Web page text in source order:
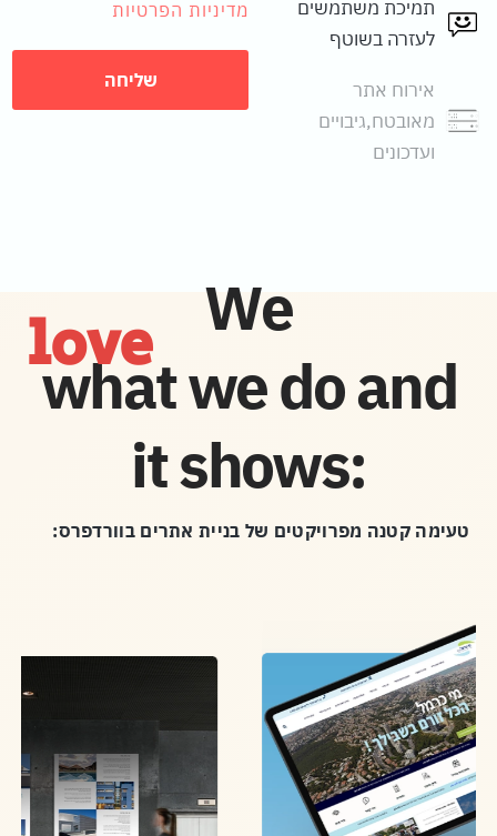
תמיכת משתמשים
לעזרה בשוטף
אירוח אתר
מאובטח,גיבויים
ועדכונים
מדיניות הפרטיות
שליחה
We
love
what we do and
it shows:
טעימה קטנה מפרויקטים של בניית אתרים בוורדפרס: